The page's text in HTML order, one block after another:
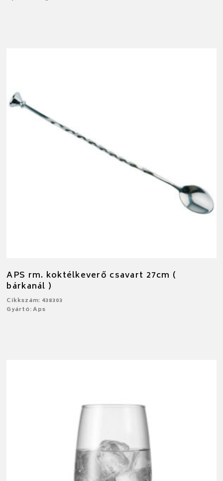
APS rm. koktélkeverő csavart 27cm (
bárkanál )
Cikkszám: 438303
Gyártó: Aps